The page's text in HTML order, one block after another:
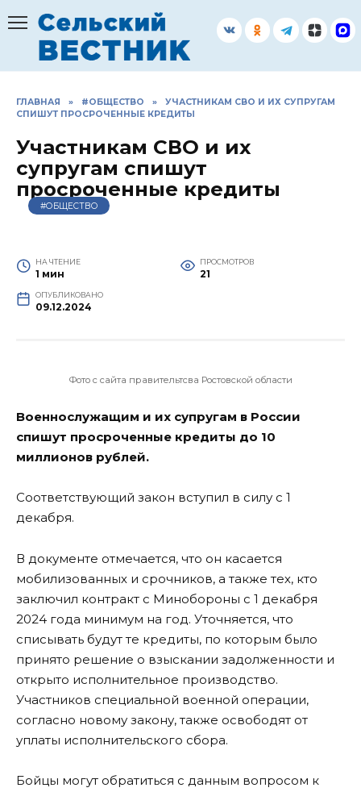
содержанию
ГЛАВНАЯ » #ОБЩЕСТВО »
УЧАСТНИКАМ СВО И ИХ СУПРУГАМ
СПИШУТ ПРОСРОЧЕННЫЕ КРЕДИТЫ
Участникам СВО и их
супругам спишут
просроченные кредиты
#ОБЩЕСТВО
НА ЧТЕНИЕ
1 мин
ПРОСМОТРОВ
21
ОПУБЛИКОВАНО
09.12.2024
Фото с сайта правительтсва Ростовской области
Военнослужащим и их супругам в России
спишут просроченные кредиты до 10
миллионов рублей.
Соответствующий закон вступил в силу с 1
декабря.
В документе отмечается, что он касается
мобилизованных и срочников, а также тех, кто
заключил контракт с Минобороны с 1 декабря
2024 года минимум на год. Уточняется, что
списывать будут те кредиты, по которым было
принято решение о взыскании задолженности и
открыто исполнительное производство.
Участников специальной военной операции,
согласно новому закону, также освободят от
уплаты исполнительского сбора.
Бойцы могут обратиться с данным вопросом к